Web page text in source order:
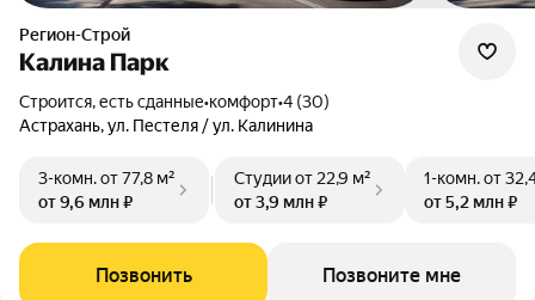
Регион-Строй
Калина Парк
Строится, есть сданные•комфорт•4 (30)
Астрахань, ул. Пестеля / ул. Калинина
3-комн.от 77,8 м²
от 9,6 млн ₽
Студииот 22,9 м²
от 3,9 млн ₽
1-комн.от
от 5,2 млн ₽
Позвонить Позвоните мне